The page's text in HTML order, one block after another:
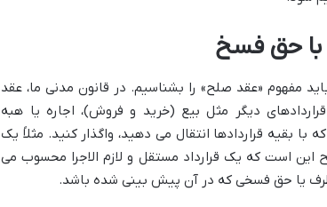
با حق فسخ
مفهوم «عقد صلح» را بشناسیم. در قانون مدنی ما، عقد
دیگر مثل بیع (خرید و فروش)، اجاره یا هبه
بقیه قراردادها انتقال می دهید، واگذار کنید. مثلاً یک
این است که یک قرارداد مستقل و لازم الاجرا محسوب می
طرف یا حق فسخی که در آن پیش بینی شده باشد.